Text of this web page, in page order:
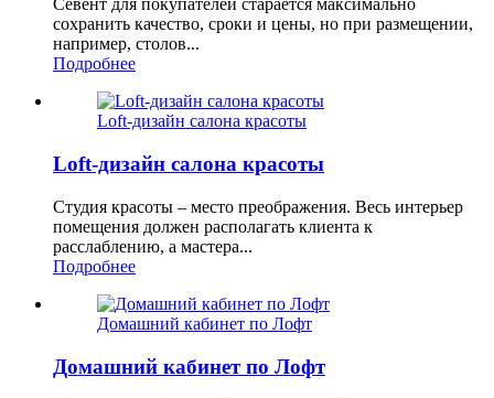
Севент для покупателей старается максимально
сохранить качество, сроки и цены, но при размещении,
например, столов...
Подробнее
Loft-дизайн салона красоты
Loft-дизайн салона красоты
Студия красоты – место преображения. Весь интерьер
помещения должен располагать клиента к
расслаблению, а мастера...
Подробнее
Домашний кабинет по Лофт
Домашний кабинет по Лофт